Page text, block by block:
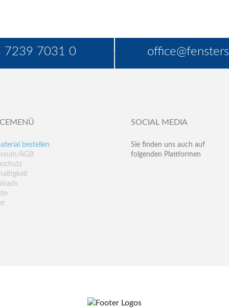
7239 7031 0
bestellen
AGB
SOCIAL MEDIA
Sie finden uns auch auf
folgenden Plattformen